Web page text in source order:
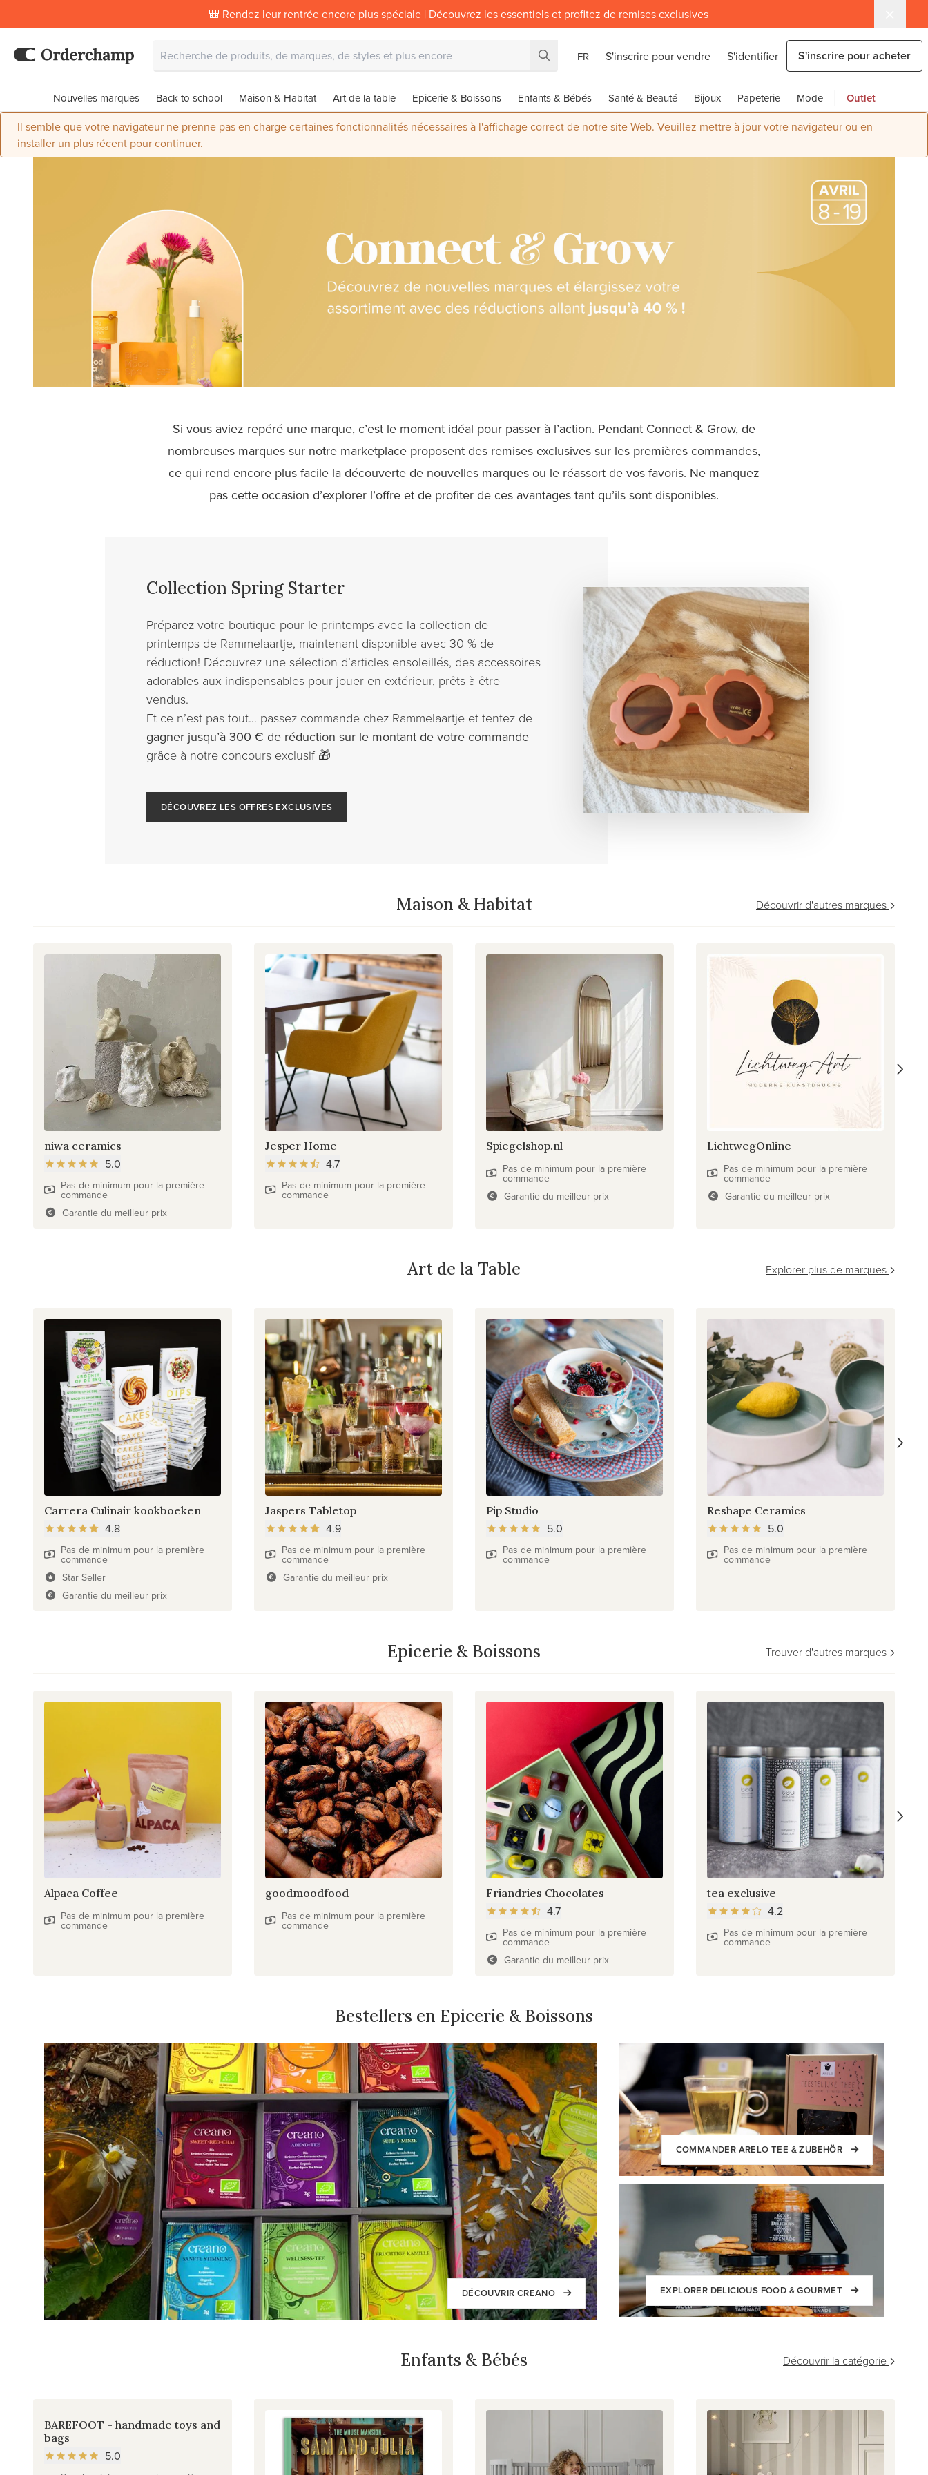
🎒 Rendez leur rentrée encore plus spéciale | Découvrez les essentiels et profitez de remises exclusives
FR S'inscrire pour vendre S'identifier S'inscrire pour acheter
Nouvelles marques Back to school Maison & Habitat Art de la table Epicerie & Boissons Enfants & Bébés Santé & Beauté Bijoux Papeterie Mode Outlet
Il semble que votre navigateur ne prenne pas en charge certaines fonctionnalités nécessaires à l'affichage correct de notre site Web. Veuillez mettre à jour votre navigateur ou en
installer un plus récent pour continuer.
Si vous aviez repéré une marque, c’est le moment idéal pour passer à l’action. Pendant Connect & Grow, de
nombreuses marques sur notre marketplace proposent des remises exclusives sur les premières commandes,
ce qui rend encore plus facile la découverte de nouvelles marques ou le réassort de vos favoris. Ne manquez
pas cette occasion d’explorer l’offre et de profiter de ces avantages tant qu’ils sont disponibles.
Collection Spring Starter
Préparez votre boutique pour le printemps avec la collection de
printemps de Rammelaartje, maintenant disponible avec 30 % de
réduction! Découvrez une sélection d’articles ensoleillés, des accessoires
adorables aux indispensables pour jouer en extérieur, prêts à être
vendus.
Et ce n’est pas tout… passez commande chez Rammelaartje et tentez de
gagner jusqu’à 300 € de réduction sur le montant de votre commande
grâce à notre concours exclusif 🎁
DÉCOUVREZ LES OFFRES EXCLUSIVES
Maison & Habitat Découvrir d'autres marques
niwa ceramics
5.0
Pas de minimum pour la première
commande
Garantie du meilleur prix
Jesper Home
4.7
Pas de minimum pour la première
commande
Spiegelshop.nl
Pas de minimum pour la première
commande
Garantie du meilleur prix
LichtwegOnline
Pas de minimum pour la première
commande
Garantie du meilleur prix
Art de la Table Explorer plus de marques
Carrera Culinair kookboeken
4.8
Pas de minimum pour la première
commande
Star Seller
Garantie du meilleur prix
Jaspers Tabletop
4.9
Pas de minimum pour la première
commande
Garantie du meilleur prix
Pip Studio
5.0
Pas de minimum pour la première
commande
Reshape Ceramics
5.0
Pas de minimum pour la première
commande
Epicerie & Boissons Trouver d'autres marques
Alpaca Coffee
Pas de minimum pour la première
commande
goodmoodfood
Pas de minimum pour la première
commande
Friandries Chocolates
4.7
Pas de minimum pour la première
commande
Garantie du meilleur prix
tea exclusive
4.2
Pas de minimum pour la première
commande
Bestellers en Epicerie & Boissons
DÉCOUVRIR CREANO
COMMANDER ARELO TEE & ZUBEHÖR
EXPLORER DELICIOUS FOOD & GOURMET
Enfants & Bébés Découvrir la catégorie
BAREFOOT - handmade toys and
bags
5.0